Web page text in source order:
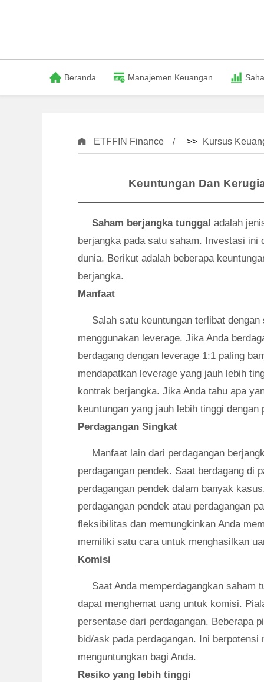
Beranda Manajemen Keuangan
ETFFIN Finance >> Kursus
Keuntungan Dan
Saham berjangka tunggal adalah
berjangka pada satu saham. Investasi ini
dunia. Berikut adalah beberapa
berjangka.
Manfaat
Salah satu keuntungan terlibat
menggunakan leverage. Jika Anda
berdagang dengan leverage 1:1 paling
mendapatkan leverage yang jauh lebih
kontrak berjangka. Jika Anda tahu apa
keuntungan yang jauh lebih tinggi
Perdagangan Singkat
Manfaat lain dari perdagangan
perdagangan pendek. Saat berdagang di
perdagangan pendek dalam banyak
perdagangan pendek atau perdagangan
fleksibilitas dan memungkinkan Anda
memiliki satu cara untuk menghasilkan
Komisi
Saat Anda memperdagangkan saham
dapat menghemat uang untuk komisi.
persentase dari perdagangan. Beberapa
bid/ask pada perdagangan. Ini berpotensi
menguntungkan bagi Anda.
Resiko yang lebih tinggi